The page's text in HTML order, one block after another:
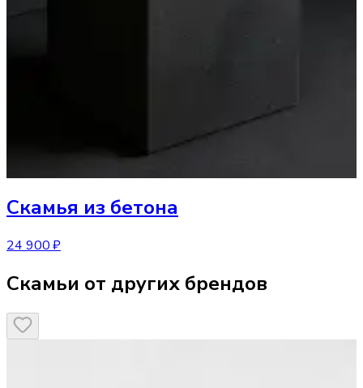
Скамья из бетона
24 900 ₽
Скамьи от других брендов